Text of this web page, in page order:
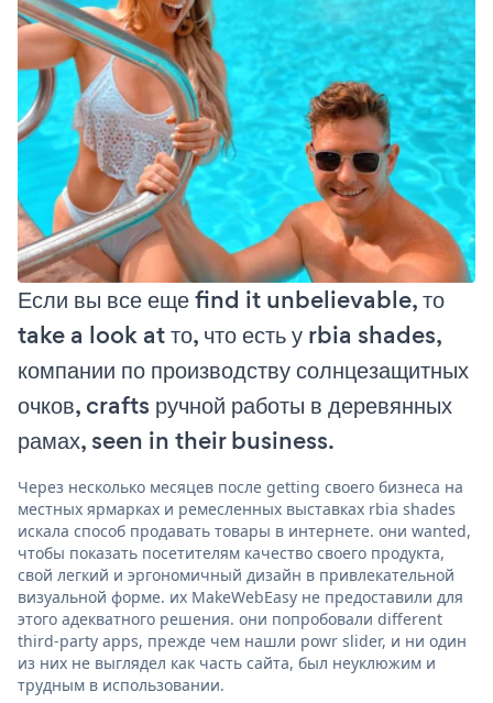
Если вы все еще find it unbelievable, то
take a look at то, что есть у rbia shades,
компании по производству солнцезащитных
очков, crafts ручной работы в деревянных
рамах, seen in their business.
Через несколько месяцев после getting своего бизнеса на
местных ярмарках и ремесленных выставках rbia shades
искала способ продавать товары в интернете. они wanted,
чтобы показать посетителям качество своего продукта,
свой легкий и эргономичный дизайн в привлекательной
визуальной форме. их MakeWebEasy не предоставили для
этого адекватного решения. они попробовали different
third-party apps, прежде чем нашли powr slider, и ни один
из них не выглядел как часть сайта, был неуклюжим и
трудным в использовании.